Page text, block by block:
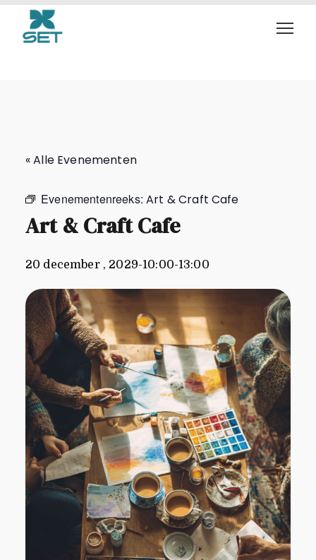
Art & Craft Cafe
« Alle Evenementen
Evenementenreeks:Art & Craft Cafe
Art & Craft Cafe
20 december , 2029-10:00-13:00